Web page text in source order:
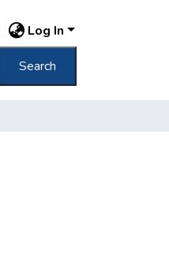
Log In
Search